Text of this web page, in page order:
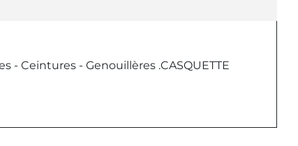
Ceintures - Genouillères .CASQUETTE